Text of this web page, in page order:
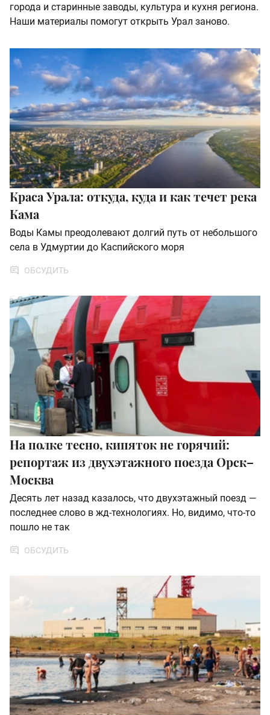
города и старинные заводы, культура и кухня региона.
Наши материалы помогут открыть Урал заново.
Краса Урала: откуда, куда и как течет река
Кама
Воды Камы преодолевают долгий путь от небольшого
села в Удмуртии до Каспийского моря
ОБСУДИТЬ
На полке тесно, кипяток не горячий:
репортаж из двухэтажного поезда Орск–
Москва
Десять лет назад казалось, что двухэтажный поезд —
последнее слово в жд-технологиях. Но, видимо, что-то
пошло не так
ОБСУДИТЬ